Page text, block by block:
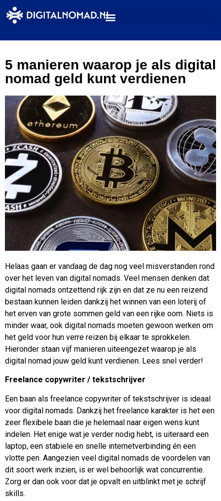
5 manieren waarop je als digital
nomad geld kunt verdienen
Helaas gaan er vandaag de dag nog veel misverstanden rond
over het leven van digital nomads. Veel mensen denken dat
digital nomads ontzettend rijk zijn en dat ze nu een reizend
bestaan kunnen leiden dankzij het winnen van een loterij of
het erven van grote sommen geld van een rijke oom. Niets is
minder waar, ook digital nomads moeten gewoon werken om
het geld voor hun verre reizen bij elkaar te sprokkelen.
Hieronder staan vijf manieren uiteengezet waarop je als
digital nomad jouw geld kunt verdienen. Lees snel verder!
Freelance copywriter / tekstschrijver
Een baan als freelance copywriter of tekstschrijver is ideaal
voor digital nomads. Dankzij het freelance karakter is het een
zeer flexibele baan die je helemaal naar eigen wens kunt
indelen. Het enige wat je verder nodig hebt, is uiteraard een
laptop, een stabiele en snelle internetverbinding én een
vlotte pen. Aangezien veel digital nomads de voordelen van
dit soort werk inzien, is er wel behoorlijk wat concurrentie.
Zorg er dan ook voor dat je opvalt en uitblinkt met je schrijf
skills.